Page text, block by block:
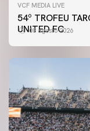
VCF MEDIA LIVE
54º TROFEU
UNITED FC
08 agosto 2026